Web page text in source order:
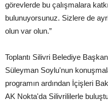
görevlerde bu çalışmalara
bulunuyorsunuz. Sizlere de
olun var olun.”
Toplantı Silivri Belediye
Süleyman Soylu'nun
programın ardından İçişleri
AK Nokta'da Silivrililerle